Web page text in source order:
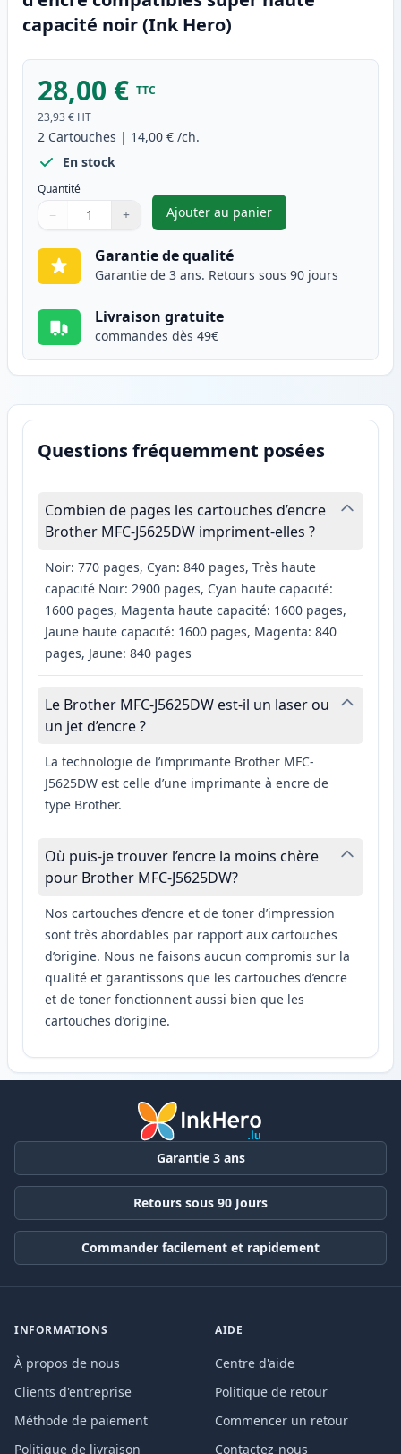
capacité noir (Ink Hero)
28,00 € TTC
23,93 € HT
2 Cartouches | 14,00 € /ch.
En stock
Quantité
Quantité
Utilisez les boutons pour ajuster
− +
Quantité
Ajouter au panier
,Pack de 2 Brother LC229BK
Garantie de qualité
Garantie de 3 ans. Retours sous 90 jours
Livraison gratuite
commandes dès 49€
Questions fréquemment posées
Combien de pages les cartouches d’encre
Brother MFC-J5625DW impriment-elles ?
Noir: 770 pages, Cyan: 840 pages, Très haute
capacité Noir: 2900 pages, Cyan haute capacité:
1600 pages, Magenta haute capacité: 1600 pages,
Jaune haute capacité: 1600 pages, Magenta: 840
pages, Jaune: 840 pages
Le Brother MFC-J5625DW est-il un laser ou
un jet d’encre ?
La technologie de l’imprimante Brother MFC-
J5625DW est celle d’une imprimante à encre de
type Brother.
Où puis-je trouver l’encre la moins chère
pour Brother MFC-J5625DW?
Nos cartouches d’encre et de toner d’impression
sont très abordables par rapport aux cartouches
d’origine. Nous ne faisons aucun compromis sur la
qualité et garantissons que les cartouches d’encre
et de toner fonctionnent aussi bien que les
cartouches d’origine.
Garantie 3 ans
Retours sous 90 Jours
Commander facilement et rapidement
INFORMATIONS
À propos de nous
Clients d'entreprise
Méthode de paiement
Politique de livraison
AIDE
Centre d'aide
Politique de retour
Commencer un retour
Contactez-nous